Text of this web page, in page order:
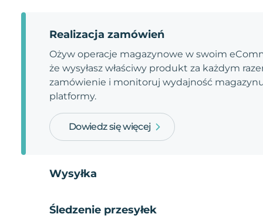
Realizacja zamówień
Ożyw operacje magazynowe w swoim
że wysyłasz właściwy produkt za każdym
zamówienie i monitoruj wydajność
platformy.
Dowiedz się więcej
Wysyłka
Śledzenie przesyłek